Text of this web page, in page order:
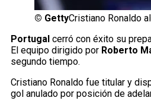
© GettyCristiano Ronaldo
Portugal cerró con éxito su
El equipo dirigido por Roberto
segundo tiempo.
Cristiano Ronaldo fue titular y
gol anulado por posición de